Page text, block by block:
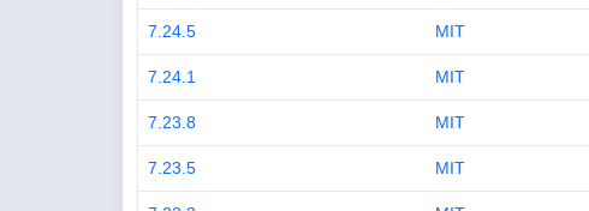
7.24.5 MIT
7.24.1 MIT
7.23.8 MIT
7.23.5 MIT